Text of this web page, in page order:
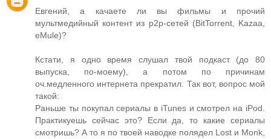
Евгений, а качаете ли вы фильмы и прочий
мультмедийный контент из p2p-сетей (BitTorrent, Kazaa,
eMule)?
Кстати, я одно время слушал твой подкаст (до 80
выпуска, по-моему), а потом по причинам
оч.медленного интернета прекратил. Так вот, вопрос мой
такой:
Раньше ты покупал сериалы в iTunes и смотрел на iPod.
Практикуешь сейчас это? Если да, то какие сериалы
смотришь? А то я по твоей наводке полядел Lost и Monk,